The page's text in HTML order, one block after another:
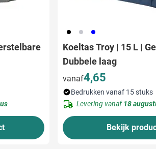
001 003 005
Koeltas Troy | 15 L |
Dubbele laag
vanaf4,65
Bedrukken vanaf 15 stuks
Levering vanaf18
Bekijk